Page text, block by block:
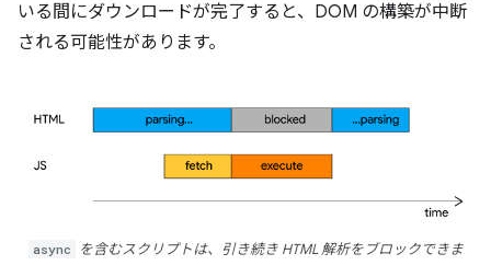
いる間にダウンロードが完了すると、DOM の構築が中断
される可能性があります。
async
を含むスクリプトは、引き続き HTML 解析をブロックできま